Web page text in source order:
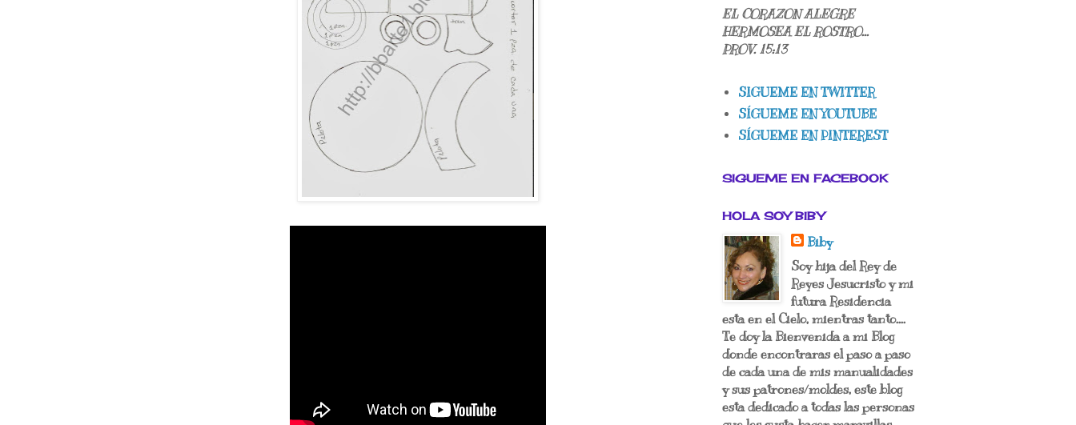
EL CORAZON ALEGRE
HERMOSEA EL ROSTRO...
PROV. 15:13
SIGUEME EN TWITTER
SÍGUEME EN YOUTUBE
SÍGUEME EN PINTEREST
SIGUEME EN FACEBOOK
HOLA SOY BIBY
Biby
Soy hija del Rey de
Reyes Jesucristo y mi
futura Residencia
esta en el Cielo, mientras tanto....
Te doy la Bienvenida a mi Blog
donde encontraras el paso a paso
de cada una de mis manualidades
y sus patrones/moldes, este blog
esta dedicado a todas las personas